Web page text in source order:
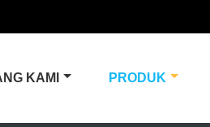
KAMI PRODUK